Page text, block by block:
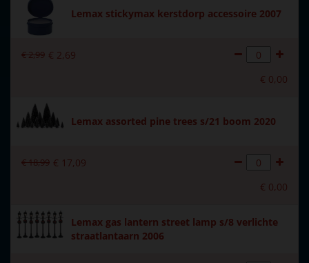
Introductiejaar 2025
Met verlichting
Met beweging
Materiaal Kunststof
Lemax stickymax kerstdorp accessoire 2007
€2,99 € 2,69
€ 0,00
Lemax assorted pine trees s/21 boom 2020
€18,99 € 17,09
€ 0,00
Lemax gas lantern street lamp s/8 verlichte
straatlantaarn 2006